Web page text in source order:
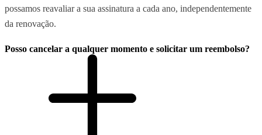
possamos reavaliar a sua assinatura a cada ano, independentemente
da renovação.
Posso cancelar a qualquer momento e solicitar um reembolso?